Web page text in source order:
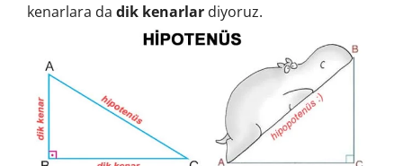
kenarlara da dik kenarlar diyoruz.